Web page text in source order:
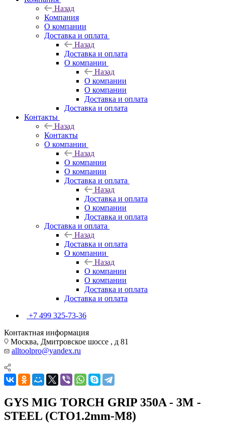
Назад
Компания
О компании
Доставка и оплата
Назад
Доставка и оплата
О компании
Назад
О компании
О компании
Доставка и оплата
Доставка и оплата
Контакты
Назад
Контакты
О компании
Назад
О компании
О компании
Доставка и оплата
Назад
Доставка и оплата
О компании
Доставка и оплата
Доставка и оплата
Назад
Доставка и оплата
О компании
Назад
О компании
О компании
Доставка и оплата
Доставка и оплата
+7 499 325-73-36
Контактная информация
Москва, Дмитровское шоссе , д 81
alltoolpro@yandex.ru
GYS MIG TORCH GRIP 350A - 3M -
STEEL (CTO1.2mm-M8)